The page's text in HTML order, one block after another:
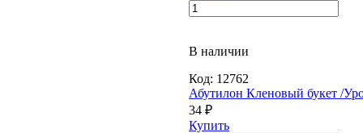
В наличии
Код: 12762
Абутилон Кленовый букет /
34 ₽
Купить